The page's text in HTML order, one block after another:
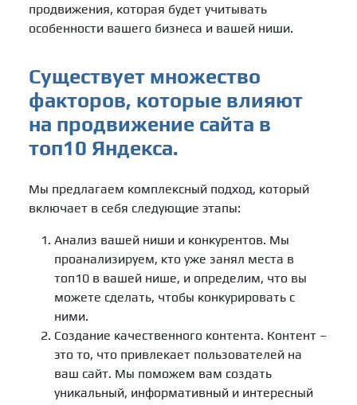
продвижения, которая будет учитывать
особенности вашего бизнеса и вашей ниши.
Существует множество
факторов, которые влияют
на продвижение сайта в
топ10 Яндекса.
Мы предлагаем комплексный подход, который
включает в себя следующие этапы:
Анализ вашей ниши и конкурентов. Мы
проанализируем, кто уже занял места в
топ10 в вашей нише, и определим, что вы
можете сделать, чтобы конкурировать с
ними.
Создание качественного контента. Контент –
это то, что привлекает пользователей на
ваш сайт. Мы поможем вам создать
уникальный, информативный и интересный